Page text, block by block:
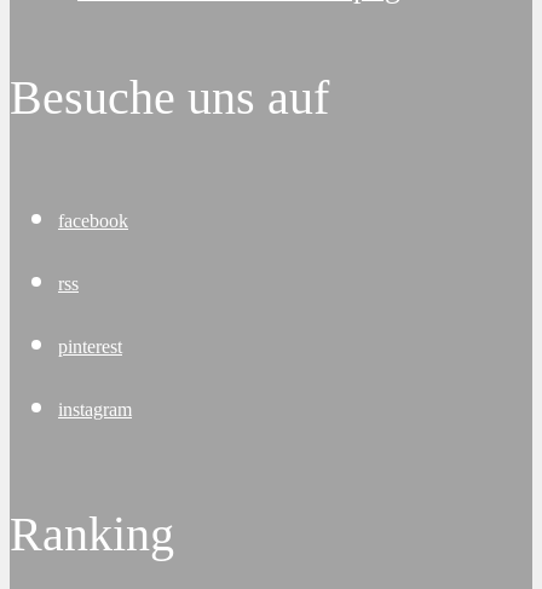
Besuche uns auf
facebook
rss
pinterest
instagram
Ranking